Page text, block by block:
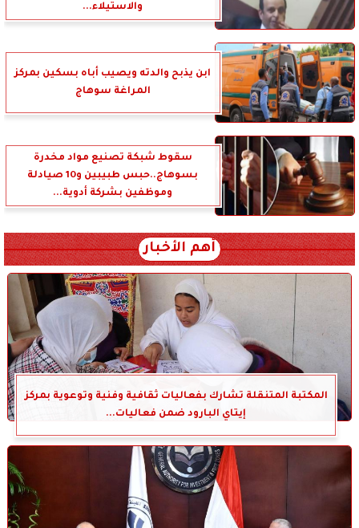
والاستيلاء...
ابن يذبح والدته ويصيب أباه بسكين بمركز
المراغة سوهاج
سقوط شبكة تصنيع مواد مخدرة
بسوهاج..حبس طبيبين و10 صيادلة
وموظفين بشركة أدوية...
أهم الأخبار
المكتبة المتنقلة تشارك بفعاليات ثقافية وفنية وتوعوية بمركز
إيتاي البارود ضمن فعاليات...